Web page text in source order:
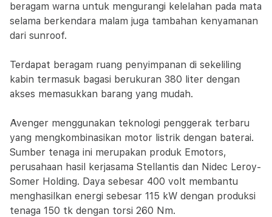
beragam warna untuk mengurangi kelelahan pada mata
selama berkendara malam juga tambahan kenyamanan
dari sunroof.
Terdapat beragam ruang penyimpanan di sekeliling
kabin termasuk bagasi berukuran 380 liter dengan
akses memasukkan barang yang mudah.
Avenger menggunakan teknologi penggerak terbaru
yang mengkombinasikan motor listrik dengan baterai.
Sumber tenaga ini merupakan produk Emotors,
perusahaan hasil kerjasama Stellantis dan Nidec Leroy-
Somer Holding. Daya sebesar 400 volt membantu
menghasilkan energi sebesar 115 kW dengan produksi
tenaga 150 tk dengan torsi 260 Nm.